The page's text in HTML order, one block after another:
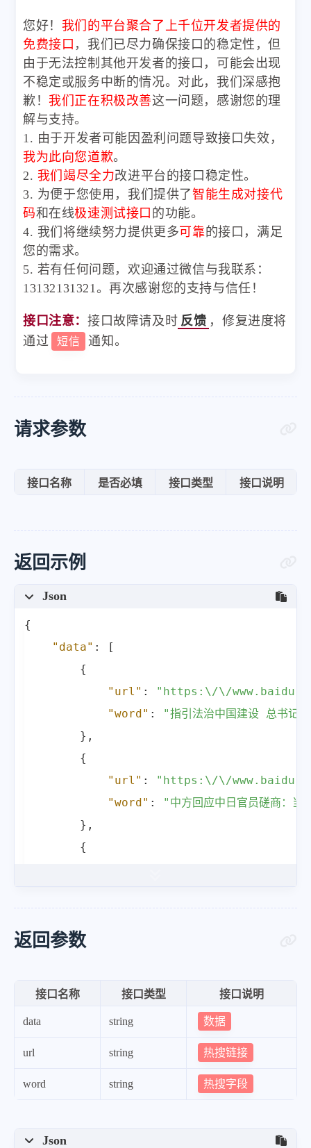
您好！ 我们的平台聚合了上千位开发者提供的
免费接口 ，我们已尽力确保接口的稳定性，但
由于无法控制其他开发者的接口，可能会出现
不稳定或服务中断的情况。对此，我们深感抱
歉！ 我们正在积极改善这一问题，感谢您的理
解与支持。
1. 由于开发者可能因盈利问题导致接口失效，
我为此向您道歉。
2. 我们竭尽全力改进平台的接口稳定性。
3. 为便于您使用，我们提供了智能生成对接代
码和在线极速测试接口 的功能。
4. 我们将继续努力提供更多可靠的接口，满足
您的需求。
5. 若有任何问题，欢迎通过微信与我联系：
13132131321。再次感谢您的支持与信任！
接口注意： 接口故障请及时 反馈 ，修复进度将
通过
短信 通知。
请求参数
接口名称 是否必填 接口类型 接口说明
返回示例
Json
{
"data" :
[
{
"url" :
"https:\/\/
"word" :
"指引法治中国建设 总书记
} ,
{
"url" :
"https:\/\/
"word" :
"中方回应中日官员磋商：当
} ,
{
{
"url"
"https:\/\/
"https:\/\/
返回参数
接口名称 接口类型 接口说明
data string 数据
url string 热搜链接
word string 热搜字段
Json